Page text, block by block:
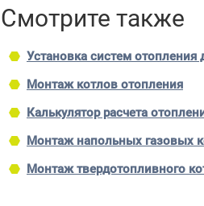
Смотрите также
Установка систем отопления
Монтаж котлов отопления
Калькулятор расчета
Монтаж напольных газовых
Монтаж твердотопливного